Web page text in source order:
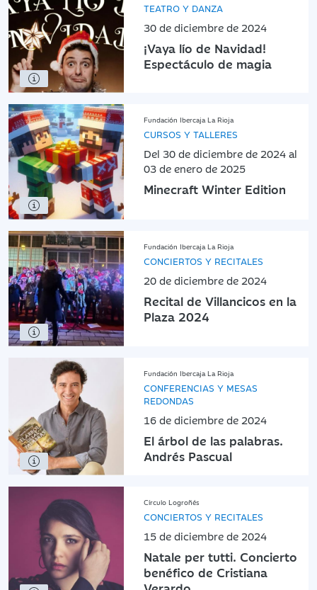
TEATRO Y DANZA
30 de diciembre de 2024
¡Vaya lío de Navidad!
Espectáculo de magia
Fundación Ibercaja La Rioja
CURSOS Y TALLERES
Del 30 de diciembre de 2024 al
03 de enero de 2025
Minecraft Winter Edition
Fundación Ibercaja La Rioja
CONCIERTOS Y RECITALES
20 de diciembre de 2024
Recital de Villancicos en la
Plaza 2024
Fundación Ibercaja La Rioja
CONFERENCIAS Y MESAS
REDONDAS
16 de diciembre de 2024
El árbol de las palabras.
Andrés Pascual
Círculo Logroñés
CONCIERTOS Y RECITALES
15 de diciembre de 2024
Natale per tutti. Concierto
benéfico de Cristiana